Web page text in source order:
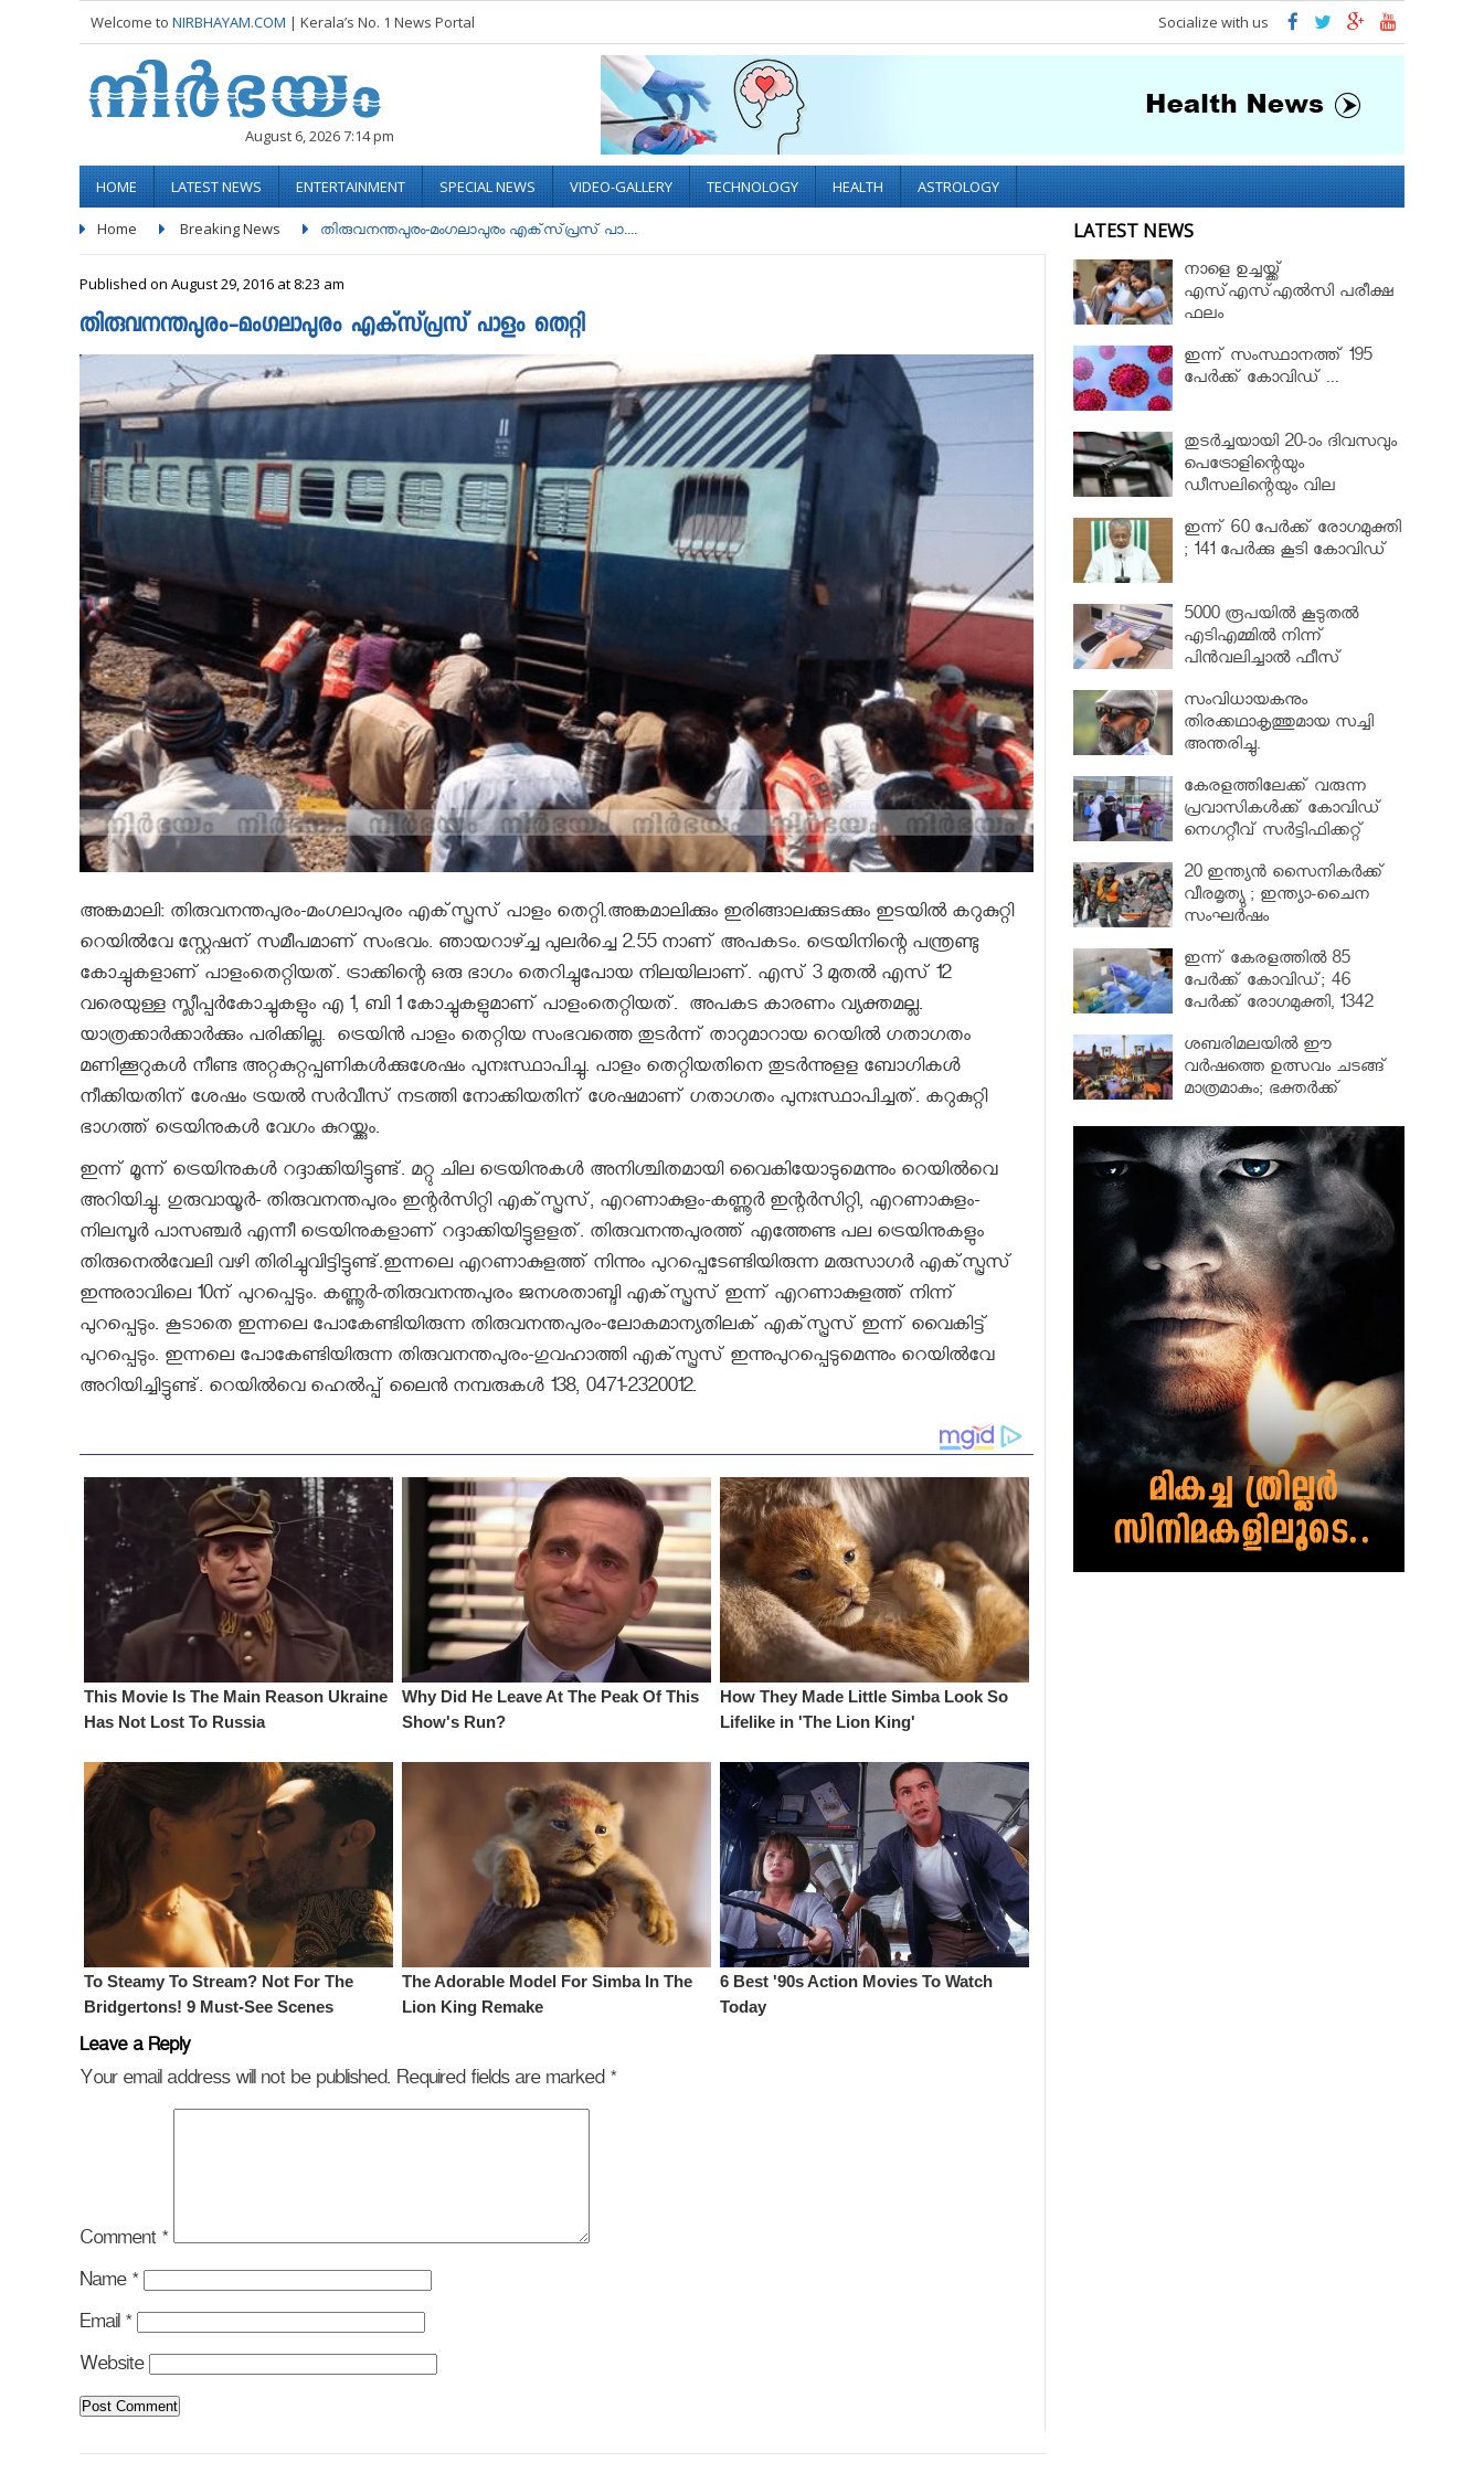
Welcome to NIRBHAYAM.COM | Kerala’s No. 1 News Portal Socialize with us
August 6, 2026 7:14 pm
HOME LATEST NEWS ENTERTAINMENT SPECIAL NEWS VIDEO-GALLERY TECHNOLOGY HEALTH ASTROLOGY
Home Breaking News തിരുവനന്തപുരം-മംഗലാപുരം എക്​സ്​പ്രസ്​ പാ....
Published on August 29, 2016 at 8:23 am
തിരുവനന്തപുരം-മംഗലാപുരം എക്​സ്​പ്രസ്​ പാളം തെറ്റി
അങ്കമാലി‍: തിരുവനന്തപുരം-മംഗലാപുരം എക്‌സ്പ്രസ് പാളം തെറ്റി.അങ്കമാലിക്കും ഇരിങ്ങാലക്കുടക്കും ഇടയില്‍ കറുകുറ്റി
റെയിൽവേ സ്റ്റേഷന് സമീപമാണ് സംഭവം. ഞായറാഴ്ച്ച പുലര്‍ച്ചെ 2.55 നാണ് അപകടം. ട്രെയിനിന്റെ പന്ത്രണ്ടു
കോച്ചുകളാണ് പാളംതെറ്റിയത്. ട്രാക്കിന്റെ ഒരു ഭാഗം തെറിച്ചുപോയ നിലയിലാണ്. എസ് 3 മുതല്‍ എസ് 12
വരെയുള്ള സ്ലീപ്പര്‍കോച്ചുകളും എ 1, ബി 1 കോച്ചുകളുമാണ് പാളംതെറ്റിയത്. അപകട കാരണം വ്യക്തമല്ല.
യാത്രക്കാര്‍ക്കാര്‍ക്കും പരിക്കില്ല. ട്രെയിന്‍ പാളം തെറ്റിയ സംഭവത്തെ തുടര്‍ന്ന് താറുമാറായ റെയില്‍ ഗതാഗതം
മണിക്കൂറുകള്‍ നീണ്ട അറ്റകുറ്റപ്പണികള്‍ക്കുശേഷം പുനഃസ്ഥാപിച്ചു. പാളം തെറ്റിയതിനെ തുടര്‍ന്നുളള ബോഗികള്‍
നീക്കിയതിന് ശേഷം ട്രയല്‍ സര്‍വീസ് നടത്തി നോക്കിയതിന് ശേഷമാണ് ഗതാഗതം പുനഃസ്ഥാപിച്ചത്. കറുകുറ്റി
ഭാഗത്ത് ട്രെയിനുകള്‍ വേഗം കുറയ്ക്കും.
ഇന്ന് മൂന്ന് ട്രെയിനുകള്‍ റദ്ദാക്കിയിട്ടുണ്ട്. മറ്റു ചില ട്രെയിനുകള്‍ അനിശ്ചിതമായി വൈകിയോടുമെന്നും റെയില്‍വെ
അറിയിച്ചു. ഗുരുവായൂര്‍- തിരുവനന്തപുരം ഇന്റര്‍സിറ്റി എക്‌സ്പ്രസ്, എറണാകുളം-കണ്ണൂര്‍ ഇന്റര്‍സിറ്റി, എറണാകുളം-
നിലമ്പൂര്‍ പാസഞ്ചര്‍ എന്നീ ട്രെയിനുകളാണ് റദ്ദാക്കിയിട്ടുളളത്. തിരുവനന്തപുരത്ത് എത്തേണ്ട പല ട്രെയിനുകളും
തിരുനെല്‍വേലി വഴി തിരിച്ചുവിട്ടിട്ടുണ്ട്.ഇന്നലെ എറണാകുളത്ത് നിന്നും പുറപ്പെടേണ്ടിയിരുന്ന മരുസാഗര്‍ എക്‌സ്പ്രസ്
ഇന്നുരാവിലെ 10ന് പുറപ്പെടും. കണ്ണൂര്‍-തിരുവനന്തപുരം ജനശതാബ്ദി എക്‌സ്പ്രസ് ഇന്ന് എറണാകുളത്ത് നിന്ന്
പുറപ്പെടും. കൂടാതെ ഇന്നലെ പോകേണ്ടിയിരുന്ന തിരുവനന്തപുരം-ലോകമാന്യതിലക് എക്‌സ്പ്രസ് ഇന്ന് വൈകിട്ട്
പുറപ്പെടും. ഇന്നലെ പോകേണ്ടിയിരുന്ന തിരുവനന്തപുരം-ഗുവഹാത്തി എക്‌സ്പ്രസ് ഇന്നുപുറപ്പെടുമെന്നും റെയില്‍വേ
അറിയിച്ചിട്ടുണ്ട്. റെയില്‍വെ ഹെല്‍പ്പ് ലൈന്‍ നമ്പരുകള്‍ 138, 0471-2320012.
Leave a Reply
Your email address will not be published. Required fields are marked *
Comment *
Name *
Email *
Website
LATEST NEWS
നാളെ ഉച്ചയ്ക്ക്
എസ്എസ്എല്‍സി പരീക്ഷ
ഫലം
ഇന്ന് സംസ്ഥാനത്ത് 195
പേര്‍ക്ക് കോവിഡ് ...
തുടർച്ചയായി 20-ാം ദിവസവും
പെട്രോളിന്റെയും
ഡീസലിന്റെയും വില
ഇന്ന് 60 പേർക്ക് രോഗമുക്തി
; 141 പേര്‍ക്കു കൂടി കോവിഡ്
5000 രൂപയിൽ കൂടുതൽ
എടിഎമ്മിൽ നിന്ന്
പിൻവലിച്ചാൽ ഫീസ്
സംവിധായകനും
തിരക്കഥാകൃത്തുമായ സച്ചി
അന്തരിച്ചു.
കേരളത്തിലേക്ക് വരുന്ന
പ്രവാസികള്‍ക്ക് കോവിഡ്
നെഗറ്റീവ് സര്‍ട്ടിഫിക്കറ്റ്
20 ഇന്ത്യൻ സൈനികർക്ക്
വീരമൃത്യു ; ഇന്ത്യാ-ചൈന
സംഘർഷം
ഇന്ന് കേരളത്തിൽ 85
പേർക്ക് കോവിഡ്; 46
പേർക്ക് രോഗമുക്തി, 1342
ശബരിമലയില്‍ ഈ
വർഷത്തെ ഉത്സവം ചടങ്ങ്
മാത്രമാകും; ഭക്തർക്ക്